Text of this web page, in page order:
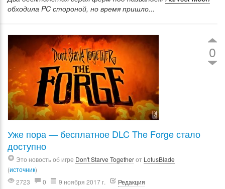
обходила PC стороной, но время пришло...
0
Уже пора — бесплатное DLC The Forge стало
доступно
Это новость об игре Don't Starve Togetherот LotusBlade
(источник)
2723
0 9 ноября 2017 г. Редакция